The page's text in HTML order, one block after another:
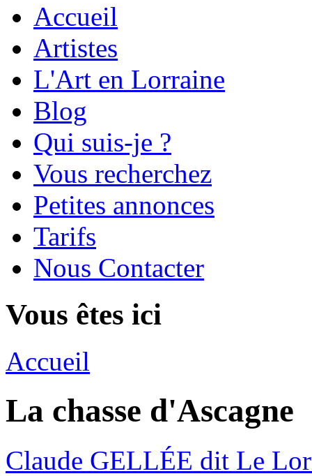
Accueil
Artistes
L'Art en Lorraine
Blog
Qui suis-je ?
Vous recherchez
Petites annonces
Tarifs
Nous Contacter
Vous êtes ici
Accueil
La chasse d'Ascagne
Claude GELLÉE dit Le